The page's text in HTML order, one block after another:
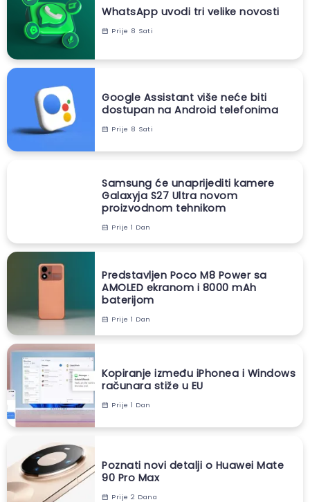
WhatsApp uvodi tri velike novosti
Prije 8 Sati
Google Assistant više neće biti
dostupan na Android telefonima
Prije 8 Sati
Samsung će unaprijediti kamere
Galaxyja S27 Ultra novom
proizvodnom tehnikom
Prije 1 Dan
Predstavljen Poco M8 Power sa
AMOLED ekranom i 8000 mAh
baterijom
Prije 1 Dan
Kopiranje između iPhonea i Windows
računara stiže u EU
Prije 1 Dan
Poznati novi detalji o Huawei Mate
90 Pro Max
Prije 2 Dana